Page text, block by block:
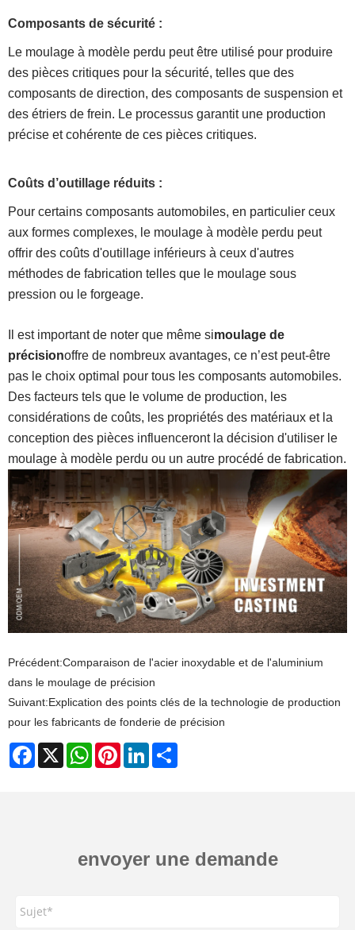
Composants de sécurité :
Le moulage à modèle perdu peut être utilisé pour produire
des pièces critiques pour la sécurité, telles que des
composants de direction, des composants de suspension et
des étriers de frein. Le processus garantit une production
précise et cohérente de ces pièces critiques.
Coûts d’outillage réduits :
Pour certains composants automobiles, en particulier ceux
aux formes complexes, le moulage à modèle perdu peut
offrir des coûts d'outillage inférieurs à ceux d'autres
méthodes de fabrication telles que le moulage sous
pression ou le forgeage.
Il est important de noter que même simoulage de
précisionoffre de nombreux avantages, ce n’est peut-être
pas le choix optimal pour tous les composants automobiles.
Des facteurs tels que le volume de production, les
considérations de coûts, les propriétés des matériaux et la
conception des pièces influenceront la décision d'utiliser le
moulage à modèle perdu ou un autre procédé de fabrication.
Précédent:Comparaison de l'acier inoxydable et de l'aluminium
dans le moulage de précision
Suivant:​Explication des points clés de la technologie de production
pour les fabricants de fonderie de précision
Facebook
X WhatsAppPinterestLinkedIn
envoyer une demande